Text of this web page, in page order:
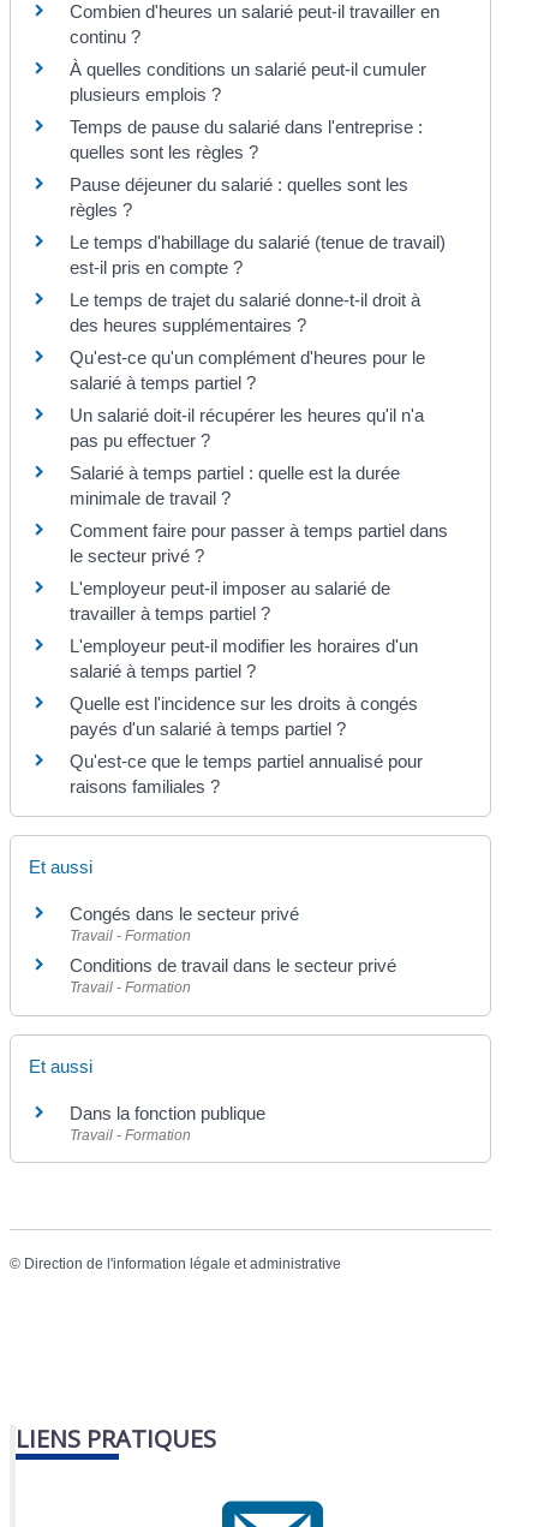
Combien d'heures un salarié peut-il travailler en
continu ?
À quelles conditions un salarié peut-il cumuler
plusieurs emplois ?
Temps de pause du salarié dans l'entreprise :
quelles sont les règles ?
Pause déjeuner du salarié : quelles sont les
règles ?
Le temps d'habillage du salarié (tenue de travail)
est-il pris en compte ?
Le temps de trajet du salarié donne-t-il droit à
des heures supplémentaires ?
Qu'est-ce qu'un complément d'heures pour le
salarié à temps partiel ?
Un salarié doit-il récupérer les heures qu'il n'a
pas pu effectuer ?
Salarié à temps partiel : quelle est la durée
minimale de travail ?
Comment faire pour passer à temps partiel dans
le secteur privé ?
L'employeur peut-il imposer au salarié de
travailler à temps partiel ?
L'employeur peut-il modifier les horaires d'un
salarié à temps partiel ?
Quelle est l'incidence sur les droits à congés
payés d'un salarié à temps partiel ?
Qu'est-ce que le temps partiel annualisé pour
raisons familiales ?
Et aussi
Congés dans le secteur privé
Travail - Formation
Conditions de travail dans le secteur privé
Travail - Formation
Et aussi
Dans la fonction publique
Travail - Formation
© Direction de l'information légale et administrative
LIENS PRATIQUES